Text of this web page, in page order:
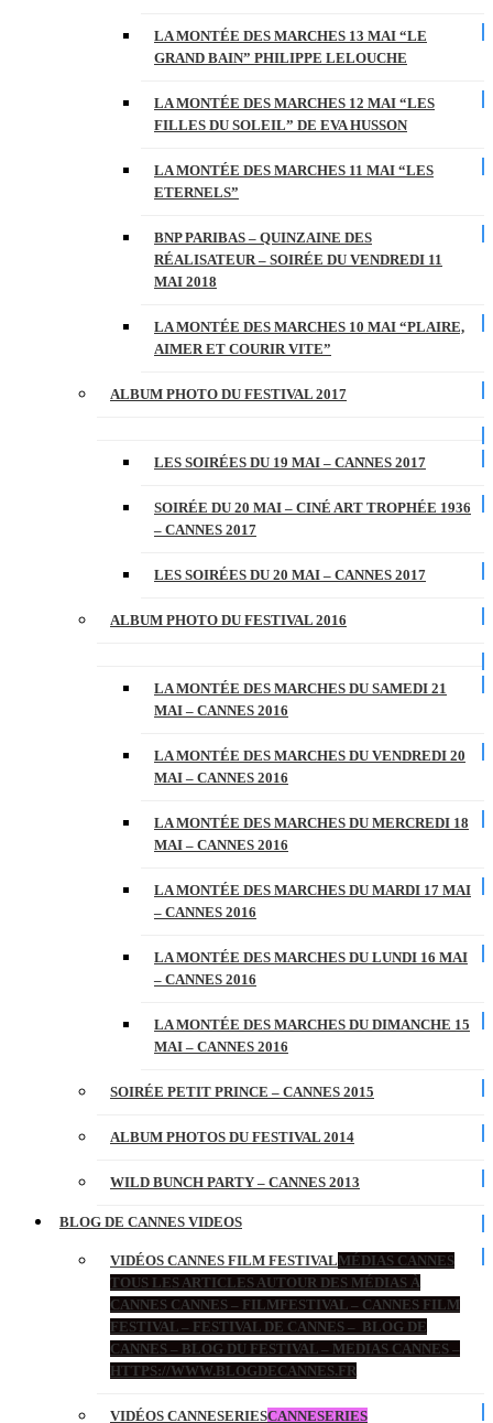
LA MONTÉE DES MARCHES 13 MAI “LE
GRAND BAIN” PHILIPPE LELOUCHE
LA MONTÉE DES MARCHES 12 MAI “LES
FILLES DU SOLEIL” DE EVA HUSSON
LA MONTÉE DES MARCHES 11 MAI “LES
ETERNELS”
BNP PARIBAS – QUINZAINE DES
RÉALISATEUR – SOIRÉE DU VENDREDI 11
MAI 2018
LA MONTÉE DES MARCHES 10 MAI “PLAIRE,
AIMER ET COURIR VITE”
ALBUM PHOTO DU FESTIVAL 2017
LES SOIRÉES DU 19 MAI – CANNES 2017
SOIRÉE DU 20 MAI – CINÉ ART TROPHÉE 1936
– CANNES 2017
LES SOIRÉES DU 20 MAI – CANNES 2017
ALBUM PHOTO DU FESTIVAL 2016
LA MONTÉE DES MARCHES DU SAMEDI 21
MAI – CANNES 2016
LA MONTÉE DES MARCHES DU VENDREDI 20
MAI – CANNES 2016
LA MONTÉE DES MARCHES DU MERCREDI 18
MAI – CANNES 2016
LA MONTÉE DES MARCHES DU MARDI 17 MAI
– CANNES 2016
LA MONTÉE DES MARCHES DU LUNDI 16 MAI
– CANNES 2016
LA MONTÉE DES MARCHES DU DIMANCHE 15
MAI – CANNES 2016
SOIRÉE PETIT PRINCE – CANNES 2015
ALBUM PHOTOS DU FESTIVAL 2014
WILD BUNCH PARTY – CANNES 2013
BLOG DE CANNES VIDEOS
VIDÉOS CANNES FILM FESTIVALMÉDIAS CANNES
TOUS LES ARTICLES AUTOUR DES MÉDIAS À
CANNES CANNES – FILMFESTIVAL – CANNES FILM
FESTIVAL – FESTIVAL DE CANNES – BLOG DE
CANNES – BLOG DU FESTIVAL – MEDIAS CANNES –
HTTPS://WWW.BLOGDECANNES.FR
VIDÉOS CANNESERIESCANNESERIES